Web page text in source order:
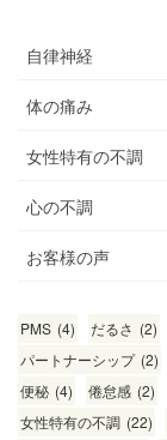
自律神経
体の痛み
女性特有の不調
心の不調
お客様の声
PMS (4) だるさ (2)
パートナーシップ (2)
便秘 (4) 倦怠感 (2)
女性特有の不調 (22)